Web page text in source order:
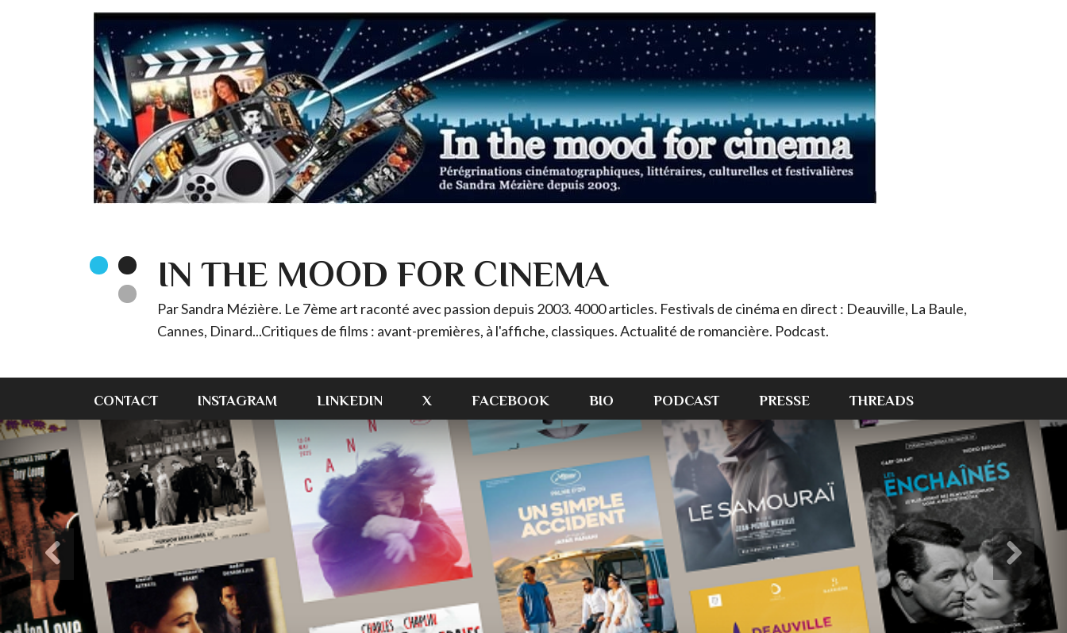
IN THE MOOD FOR CINEMA
Par Sandra Mézière. Le 7ème art raconté avec passion depuis 2003. 4000 articles. Festivals de cinéma en direct : Deauville, La Baule,
Cannes, Dinard...Critiques de films : avant-premières, à l'affiche, classiques. Actualité de romancière. Podcast.
CONTACT INSTAGRAM LINKEDIN X FACEBOOK BIO PODCAST PRESSE THREADS